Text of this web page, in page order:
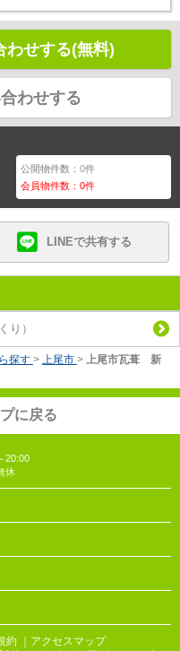
わせする(無料)
わせする
公開物件数：0件
会員物件数：0件
LINEで共有する
り）
探す > 上尾市 > 上尾市瓦葺 新
に戻る
20:00
休
約 ｜アクセスマップ